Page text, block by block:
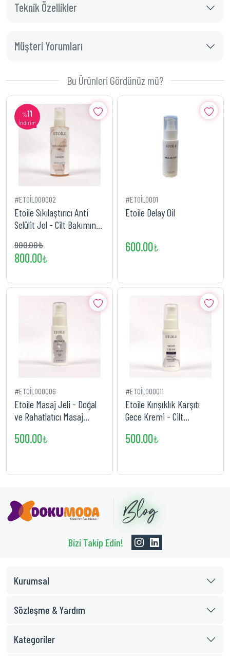
Teknik Özellikler
Müşteri Yorumları
Bu Ürünleri Gördünüz mü?
%11
İndirim
#ETOİL000002
Etoile Sıkılaştırıcı Anti
Selülit Jel - Cilt Bakımında
900.00₺
800.00₺
#ETOİL0001
Etoile Delay Oil
600.00₺
#ETOİL000006
Etoile Masaj Jeli - Doğal
ve Rahatlatıcı Masaj
500.00₺
#ETOİL000011
Etoile Kırışıklık Karşıtı
Gece Kremi - Cilt
500.00₺
Bizi Takip Edin!
Kurumsal
Sözleşme & Yardım
Kategoriler